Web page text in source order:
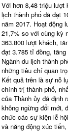
Với hơn 8,48 triệu lượt
lịch thành phố đã đạt
năm 2017. Hoạt động
21,7% so với cùng kỳ
363.800 lượt khách,
đạt 3.785 tỉ đồng,
Ngành du lịch thành
những tiêu chí quan
Kết quả trên là sự nỗ
chính trị thành phố,
của Thành ủy đã định
không ngừng đổi mới,
chức các sự kiện lễ
và năng động xúc